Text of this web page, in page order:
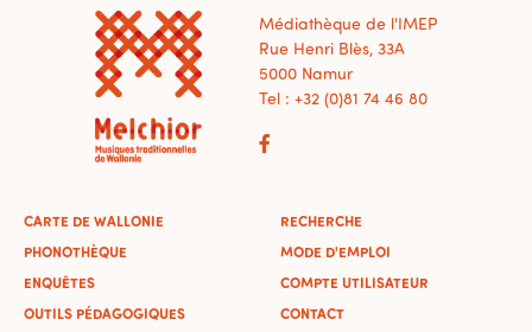
Médiathèque de l'IMEP
Rue Henri Blès, 33A
5000 Namur
Tel : +32 (0)81 74 46 80
CARTE DE WALLONIE
PHONOTHÈQUE
ENQUÊTES
OUTILS PÉDAGOGIQUES
RECHERCHE
MODE D'EMPLOI
COMPTE UTILISATEUR
CONTACT